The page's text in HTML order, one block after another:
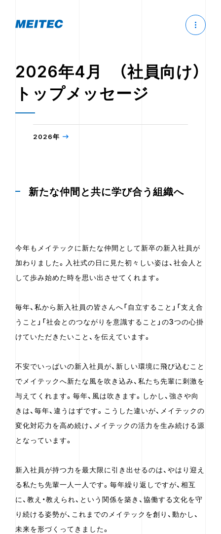
2026年4月 （社員向け）
トップメッセージ
2026年
新たな仲間と共に学び合う組織へ
今年もメイテックに新たな仲間として新卒の新入社員が
加わりました。入社式の日に見た初々しい姿は、社会人と
して歩み始めた時を思い出させてくれます。
毎年、私から新入社員の皆さんへ「自立すること」「支え合
うこと」「社会とのつながりを意識すること」の3つの心掛
けていただきたいこと、を伝えています。
不安でいっぱいの新入社員が、新しい環境に飛び込むこと
でメイテックへ新たな風を吹き込み、私たち先輩に刺激を
与えてくれます。毎年、風は吹きます。しかし、強さや向
きは、毎年、違うはずです。こうした違いが、メイテックの
変化対応力を高め続け、メイテックの活力を生み続ける源
となっています。
新入社員が持つ力を最大限に引き出せるのは、やはり迎え
る私たち先輩一人一人です。毎年繰り返しですが、相互
に、教え・教えられ、という関係を築き、協働する文化を守
り続ける姿勢が、これまでのメイテックを創り、動かし、
未来を形づくってきました。